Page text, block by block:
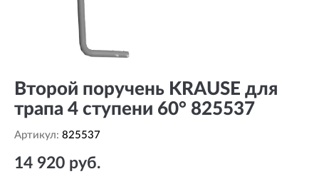
Второй поручень KRAUSE для
трапа 4 ступени 60° 825537
Артикул: 825537
14 920 руб.